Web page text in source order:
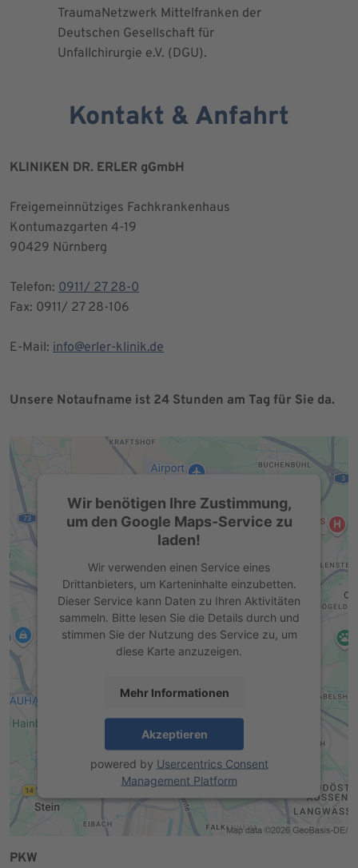
TraumaNetzwerk Mittelfranken der
Deutschen Gesellschaft für
Unfallchirurgie e.V. (DGU).
Kontakt & Anfahrt
KLINIKEN DR. ERLER gGmbH
Freigemeinnütziges Fachkrankenhaus
Kontumazgarten 4-19
90429 Nürnberg
Telefon: 0911/ 27 28-0
Fax: 0911/ 27 28-106
E-Mail: info@erler-klinik.de
Unsere Notaufname ist 24 Stunden am Tag für Sie da.
Wir benötigen Ihre Zustimmung,
um den Google Maps-Service zu
laden!
Wir verwenden einen Service eines
Drittanbieters, um Karteninhalte einzubetten.
Dieser Service kann Daten zu Ihren Aktivitäten
sammeln. Bitte lesen Sie die Details durch und
stimmen Sie der Nutzung des Service zu, um
diese Karte anzuzeigen.
Mehr Informationen
Akzeptieren
powered by Usercentrics Consent
Management Platform
PKW